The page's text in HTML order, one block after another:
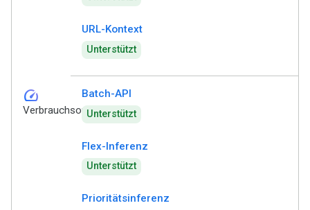
URL-Kontext
Unterstützt
speed
Verbrauchsoptionen
Batch-API
Unterstützt
Flex-Inferenz
Unterstützt
Prioritätsinferenz